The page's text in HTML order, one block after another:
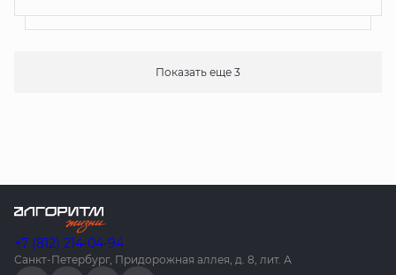
Показать еще 3
+7 (812) 214-04-94
Санкт-Петербург, Придорожная аллея, д. 8, лит. А